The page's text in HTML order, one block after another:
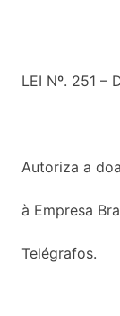
LEI Nº. 251 –
Autoriza a
à Empresa
Telégrafos.